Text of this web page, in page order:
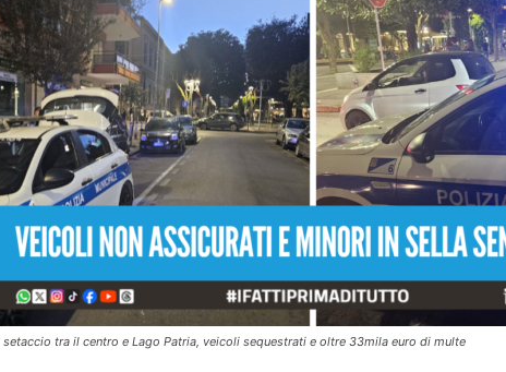
setaccio tra il centro e Lago Patria, veicoli sequestrati e oltre 33mila euro di multe